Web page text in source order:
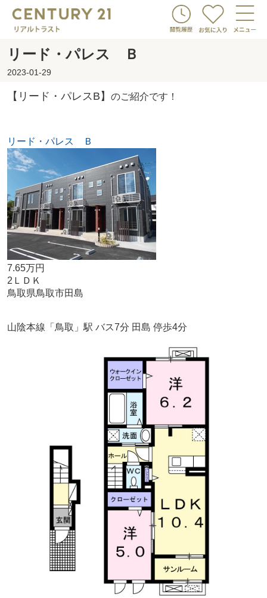
リード・パレス Ｂ
2023-01-29
【リード・パレスB】 のご紹介です！
リード・パレス Ｂ
7.65万円
2ＬＤＫ
鳥取県鳥取市田島
山陰本線「鳥取」駅 バス7分 田島 停歩4分